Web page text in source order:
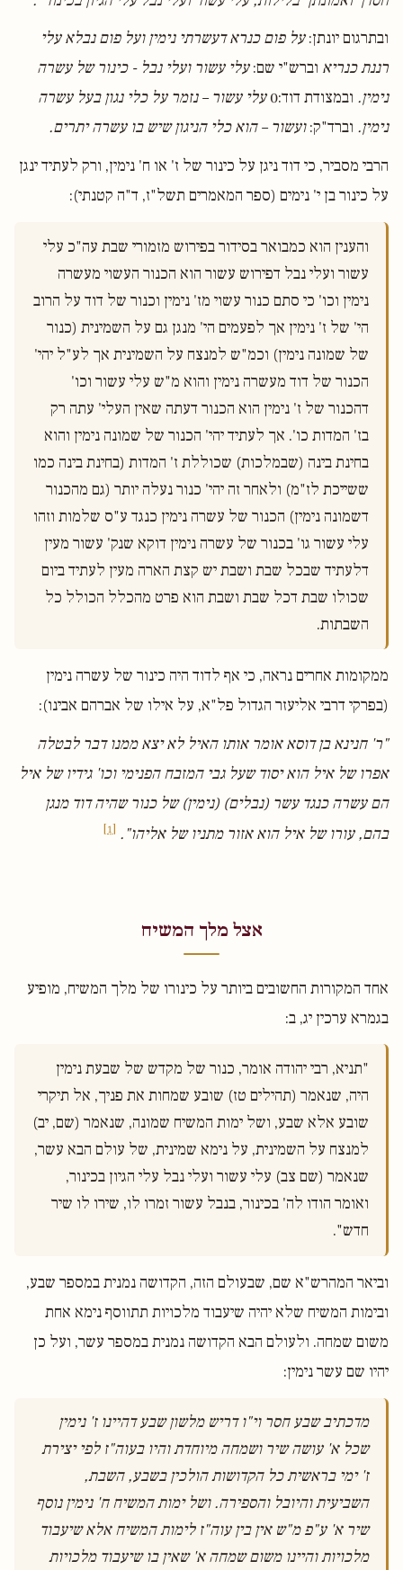
ובתרגום יונתן:על פום כנרא דעשרתי נימין ועל פום נבלא עלי
רננת כנריא וברש"י שם:עלי עשור ועלי נבל - כינור של עשרה
נימין. ובמצודת דוד:0
עלי עשור – נזמר על כלי נגון בעל עשרה
נימין. וברד"ק:ועשור – הוא כלי הניגון שיש בו עשרה יתרים.
הרבי מסביר, כי דוד ניגן על כינור של ז' או ח' נימין, ורק לעתיד ינגן
על כינור בן י' נימים (ספר המאמרים תשל"ז, ד"ה קטנתי):
השבתות.
ממקומות אחרים נראה, כי אף לדוד היה כינור של עשרה נימין
(בפרקי דרבי אליעזר הגדול פל"א, על אילו של אברהם אבינו):
"ר' חנינא בן דוסא אומר אותו האיל לא יצא ממנו דבר לבטלה
אפרו של איל הוא יסוד שעל גבי המזבח הפנימי וכו' גידיו של איל
הם עשרה כנגד עשר (נבלים) (נימין) של כנור שהיה דוד מנגן
בהם, עורו של איל הוא אזור מתניו של אליהו". [1]
אצל מלך המשיח
אחד המקורות החשובים ביותר על כינורו של מלך המשיח, מופיע
בגמרא ערכין יג, ב:
חדש".
וביאר המהרש"א שם, שבעולם הזה, הקדושה נמנית במספר שבע,
ובימות המשיח שלא יהיה שיעבוד מלכויות תתווסף נימא אחת
משום שמחה. ולעולם הבא הקדושה נמנית במספר עשר, ועל כן
יהיו שם עשר נימין: